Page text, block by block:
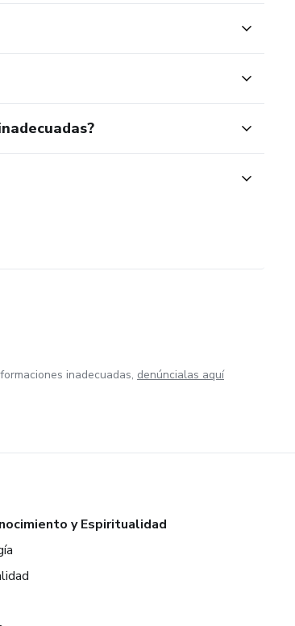
inadecuadas, denúncialas aquí
y Espiritualidad